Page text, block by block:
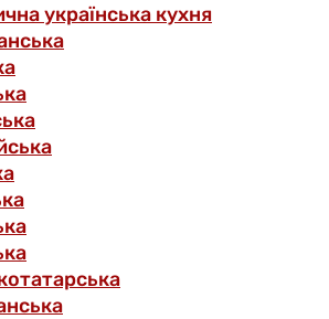
українська кухня